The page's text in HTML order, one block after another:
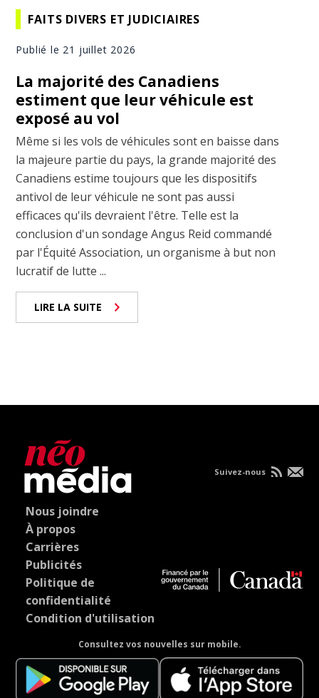
FAITS DIVERS ET JUDICIAIRES
Publié le 21 juillet 2026
La majorité des Canadiens
estiment que leur véhicule est
exposé au vol
Même si les vols de véhicules sont en baisse dans
la majeure partie du pays, la grande majorité des
Canadiens estime toujours que les dispositifs
antivol de leur véhicule ne sont pas aussi
efficaces qu'ils devraient l'être. Telle est la
conclusion d'un sondage Angus Reid commandé
par l'Équité Association, un organisme à but non
lucratif de lutte ...
LIRE LA SUITE
Nous joindre
À propos
Carrières
Publicités
Politique de
confidentialité
Condition d'utilisation
Consultez vos nouvelles sur mobile.
Suivez-nous